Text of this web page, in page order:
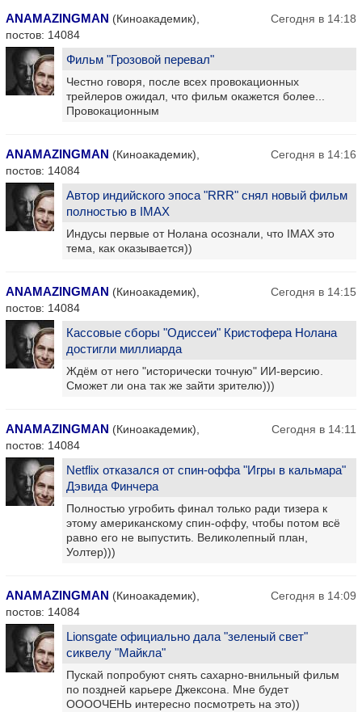
ANAMAZINGMAN (Киноакадемик),
постов: 14084
Сегодня в 14:18
Фильм "Грозовой перевал"
Честно говоря, после всех провокационных
трейлеров ожидал, что фильм окажется более...
Провокационным
ANAMAZINGMAN (Киноакадемик),
постов: 14084
Сегодня в 14:16
Автор индийского эпоса "RRR" снял новый фильм
полностью в IMAX
Индусы первые от Нолана осознали, что IMAX это
тема, как оказывается))
ANAMAZINGMAN (Киноакадемик),
постов: 14084
Сегодня в 14:15
Кассовые сборы "Одиссеи" Кристофера Нолана
достигли миллиарда
Ждём от него "исторически точную" ИИ-версию.
Сможет ли она так же зайти зрителю)))
ANAMAZINGMAN (Киноакадемик),
постов: 14084
Сегодня в 14:11
Netflix отказался от спин-оффа "Игры в кальмара"
Дэвида Финчера
Полностью угробить финал только ради тизера к
этому американскому спин-оффу, чтобы потом всё
равно его не выпустить. Великолепный план,
Уолтер)))
ANAMAZINGMAN (Киноакадемик),
постов: 14084
Сегодня в 14:09
Lionsgate официально дала "зеленый свет"
сиквелу "Майкла"
Пускай попробуют снять сахарно-внильный фильм
по поздней карьере Джексона. Мне будет
ООООЧЕНЬ интересно посмотреть на это))